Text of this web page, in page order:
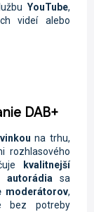
YouTube,
videí alebo
DAB+
na trhu,
rozhlasového
kvalitnejší
autorádia
sa
moderátorov,
bez potreby